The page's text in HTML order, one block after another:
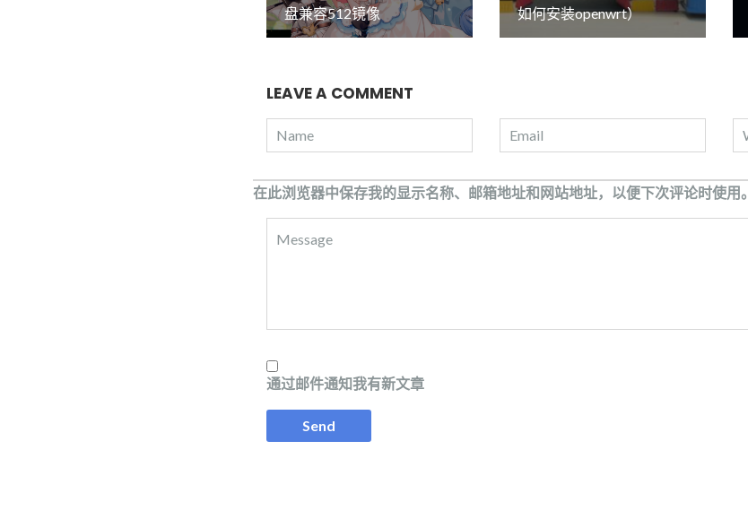
盘兼容512镜像
如何安装openwrt）
LEAVE A COMMENT
在此浏览器中保存我的显示名称、邮箱地址和网站地址，以便下次评论时使用。
通过邮件通知我有新文章